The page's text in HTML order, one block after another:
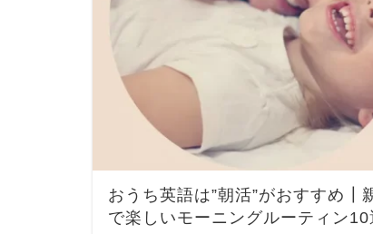
おうち英語は”朝活”がおすすめ┃
で楽しいモーニングルーティン10